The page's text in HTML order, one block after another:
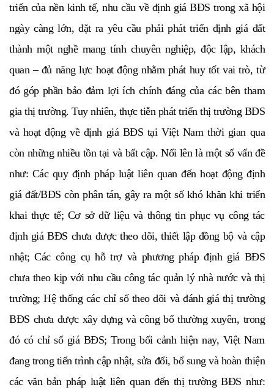
triển của nền kinh tế, nhu cầu về định giá BĐS trong xã hội
ngày càng lớn, đặt ra yêu cầu phải phát triển định giá đất
thành một nghề mang tính chuyên nghiệp, độc lập, khách
quan – đủ năng lực hoạt động nhằm phát huy tốt vai trò, từ
đó góp phần bảo đảm lợi ích chính đáng của các bên tham
gia thị trường. Tuy nhiên, thực tiễn phát triển thị trường BĐS
và hoạt động về định giá BĐS tại Việt Nam thời gian qua
còn những nhiều tồn tại và bất cập. Nổi lên là một số vấn đề
như: Các quy định pháp luật liên quan đến hoạt động định
giá đất/BĐS còn phân tán, gây ra một số khó khăn khi triển
khai thực tế; Cơ sở dữ liệu và thông tin phục vụ công tác
định giá BĐS chưa được theo dõi, thiết lập đồng bộ và cập
nhật; Các công cụ hỗ trợ và phương pháp định giá BĐS
chưa theo kịp với nhu cầu công tác quản lý nhà nước và thị
trường; Hệ thống các chỉ số theo dõi và đánh giá thị trường
BĐS chưa được xây dựng và công bố thường xuyên, trong
đó có chỉ số giá BĐS; Trong bối cảnh hiện nay, Việt Nam
đang trong tiến trình cập nhật, sửa đổi, bổ sung và hoàn thiện
các văn bản pháp luật liên quan đến thị trường BĐS như: